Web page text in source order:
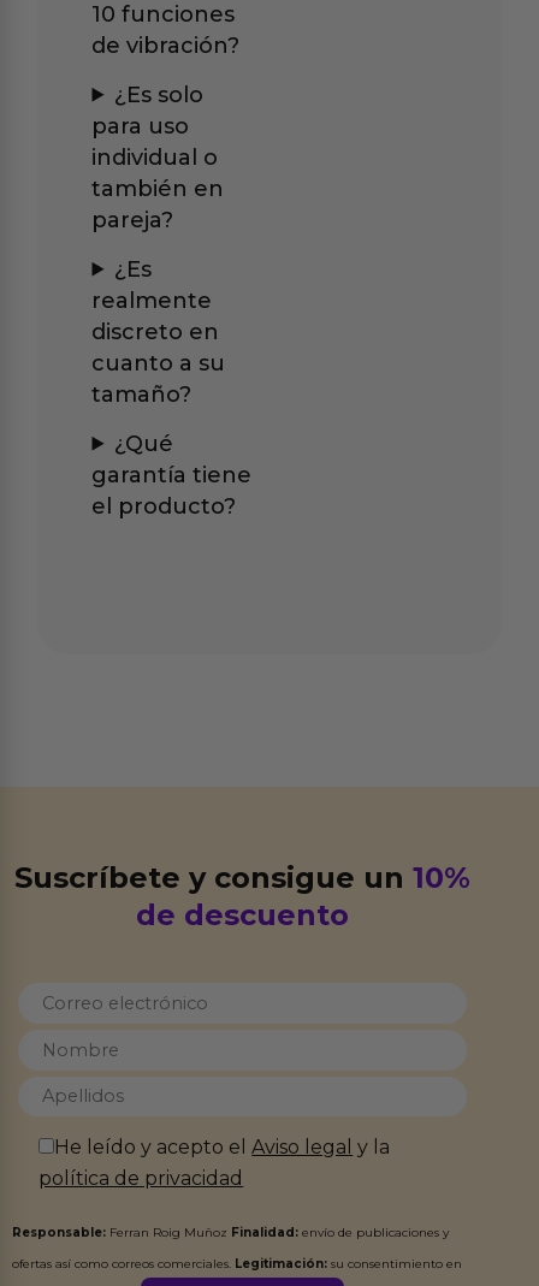
10 funciones
de vibración?
¿Es solo
para uso
individual o
también en
pareja?
¿Es
realmente
discreto en
cuanto a su
tamaño?
¿Qué
garantía tiene
el producto?
Suscríbete y consigue un10%
de descuento
He leído y acepto elAviso legal y la
política de privacidad
Responsable: Ferran Roig Muñoz Finalidad: envío de publicaciones y
ofertas así como correos comerciales. Legitimación: su consentimiento en